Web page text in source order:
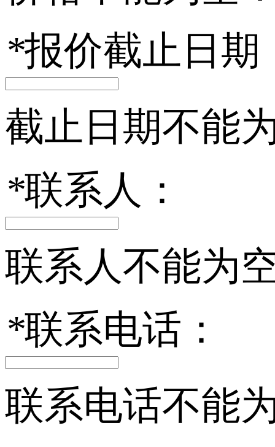
*报价截止日期
截止日期不能
*联系人：
联系人不能为
*联系电话：
联系电话不能